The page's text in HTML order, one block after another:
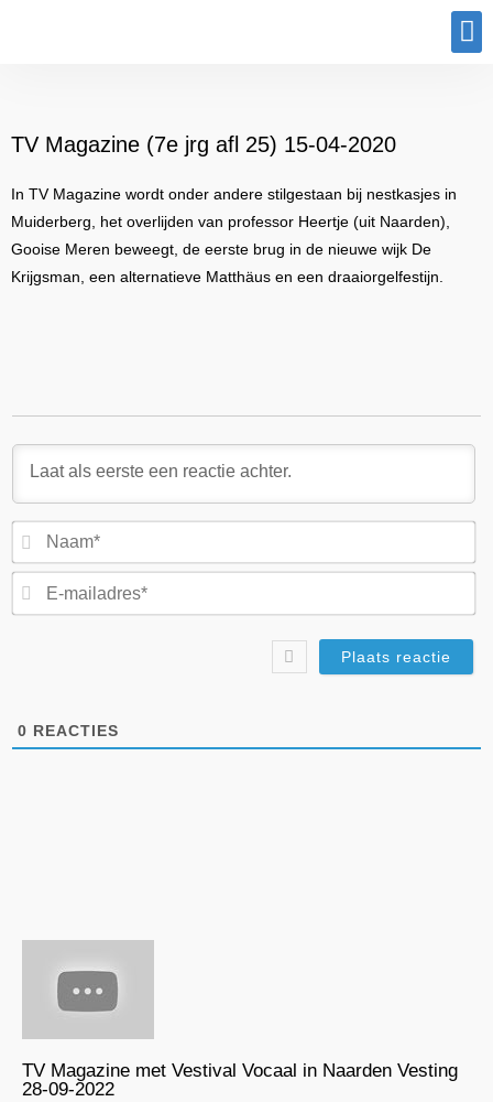
TV Magazine (7e jrg afl 25) 15-04-2020
In TV Magazine wordt onder andere stilgestaan bij nestkasjes in
Muiderberg, het overlijden van professor Heertje (uit Naarden),
Gooise Meren beweegt, de eerste brug in de nieuwe wijk De
Krijgsman, een alternatieve Matthäus en een draaiorgelfestijn.
0 REACTIES
TV Magazine met Vestival Vocaal in Naarden Vesting
28-09-2022